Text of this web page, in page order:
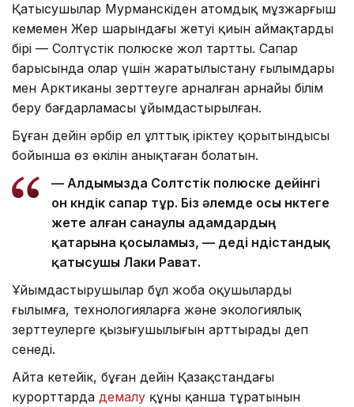
Қатысушылар Мурманскіден атомдық мұзжарғыш
кемемен Жер шарындағы жетуі қиын аймақтардың
бірі — Солтүстік полюске жол тартты. Сапар
барысында олар үшін жаратылыстану ғылымдары
мен Арктиканы зерттеуге арналған арнайы білім
беру бағдарламасы ұйымдастырылған.
Бұған дейін әрбір ел ұлттық іріктеу қорытындысы
бойынша өз өкілін анықтаған болатын.
— Алдымызда Солтүстік полюске дейінгі
он күндік сапар тұр. Біз әлемде осы нүктеге
жете алған санаулы адамдардың
қатарына қосыламыз, — деді үндістандық
қатысушы Лаки Рават.
Ұйымдастырушылар бұл жоба оқушылардың
ғылымға, технологияларға және экологиялық
зерттеулерге қызығушылығын арттырады деп
сенеді.
Айта кетейік, бұған дейін Қазақстандағы
курорттарда демалу құны қанша тұратынын